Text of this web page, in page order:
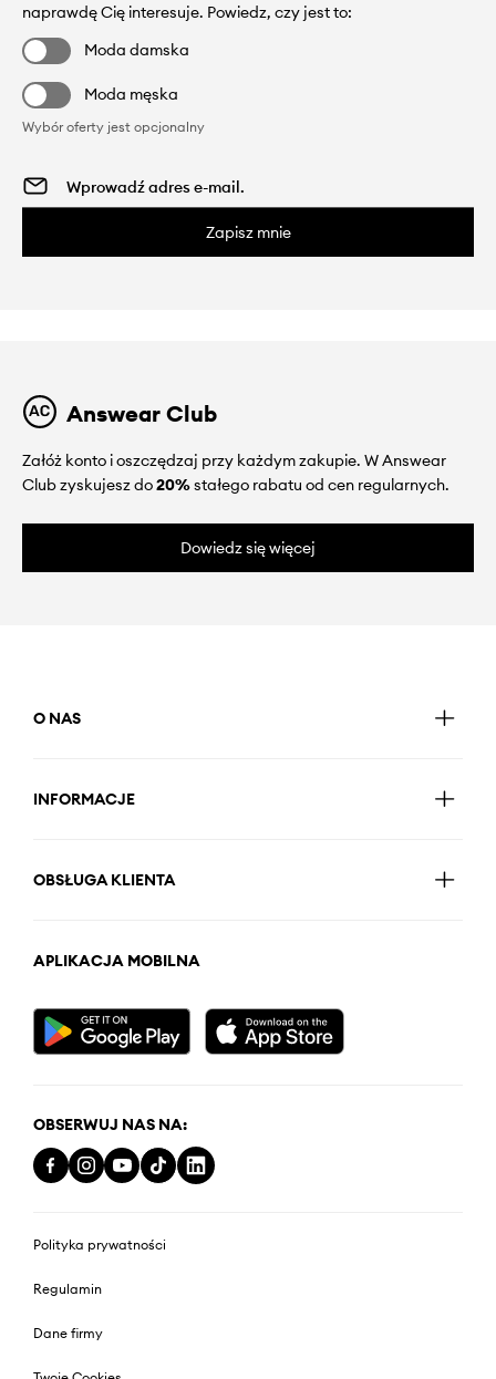
naprawdę Cię interesuje. Powiedz, czy jest to:
Moda damska
Moda męska
Wybór oferty jest opcjonalny
Zapisz mnie
Answear Club
Załóż konto i oszczędzaj przy każdym zakupie. W Answear
Club zyskujesz do20%stałego rabatu od cen regularnych.
Dowiedz się więcej
O NAS
INFORMACJE
OBSŁUGA KLIENTA
APLIKACJA MOBILNA
OBSERWUJ NAS NA:
Polityka prywatności
Regulamin
Dane firmy